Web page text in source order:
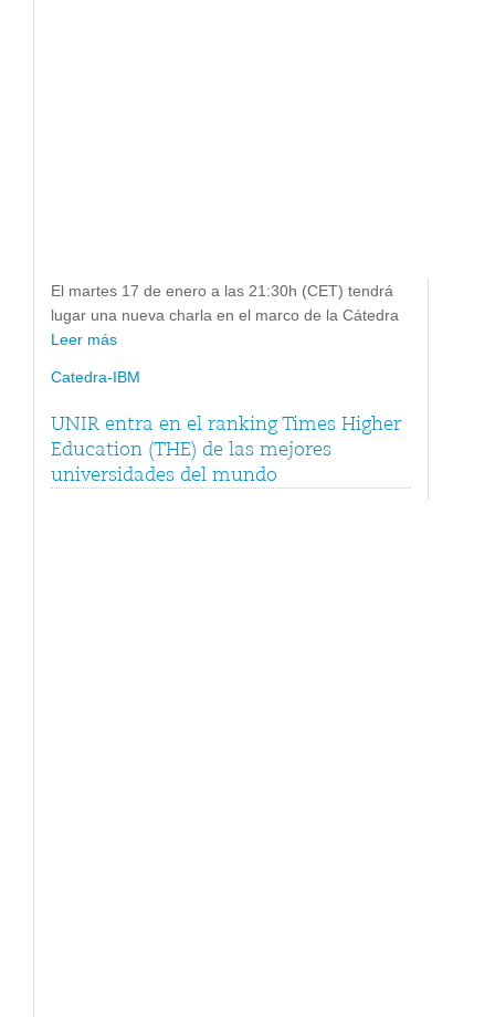
El martes 17 de enero a las 21:30h (CET) tendrá
lugar una nueva charla en el marco de la Cátedra
Leer más
Catedra-IBM
UNIR entra en el ranking Times Higher
Education (THE) de las mejores
universidades del mundo